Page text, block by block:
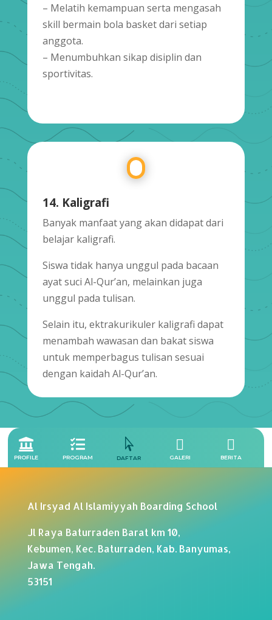
– Melatih kemampuan serta mengasah
skill bermain bola basket dari setiap
anggota.
– Menumbuhkan sikap disiplin dan
sportivitas.
14. Kaligrafi
Banyak manfaat yang akan didapat dari
belajar kaligrafi.
Siswa tidak hanya unggul pada bacaan
ayat suci Al-Qur’an, melainkan juga
unggul pada tulisan.
Selain itu, ektrakurikuler kaligrafi dapat
menambah wawasan dan bakat siswa
untuk memperbagus tulisan sesuai
dengan kaidah Al-Qur’an.

PROFILE

PROGRAM

DAFTAR

GALERI

BERITA
Al Irsyad Al Islamiyyah Boarding School
Jl Raya Baturraden Barat km 10,
Kebumen, Kec. Baturraden, Kab. Banyumas,
Jawa Tengah.
53151